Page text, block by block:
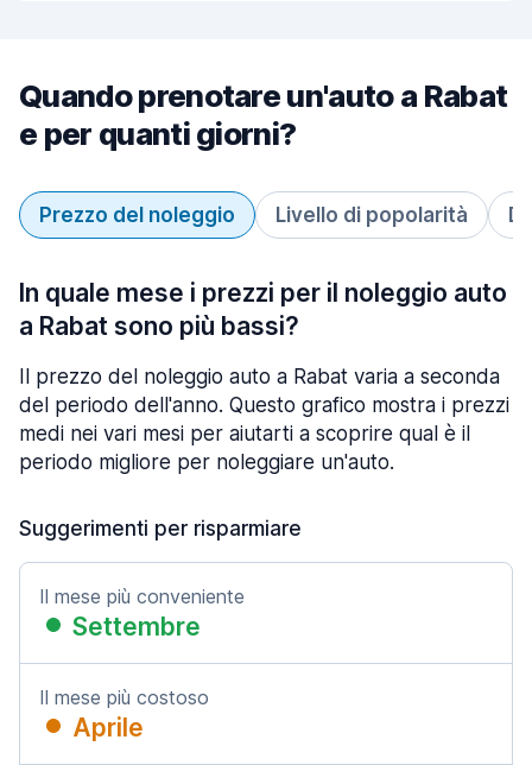
Quando prenotare un'auto a Rabat
e per quanti giorni?
Prezzo del noleggio Livello di popolarità
In quale mese i prezzi per il noleggio auto
a Rabat sono più bassi?
Il prezzo del noleggio auto a Rabat varia a seconda
del periodo dell'anno. Questo grafico mostra i prezzi
medi nei vari mesi per aiutarti a scoprire qual è il
periodo migliore per noleggiare un'auto.
Suggerimenti per risparmiare
Il mese più conveniente
Settembre
Il mese più costoso
Aprile